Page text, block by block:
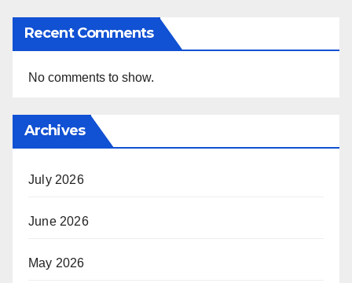
Recent Comments
No comments to show.
Archives
July 2026
June 2026
May 2026